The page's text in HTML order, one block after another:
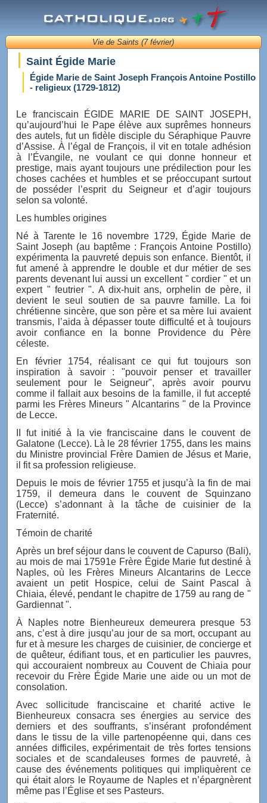
Vie de Saints (7 février)
Saint Égide Marie
Égide Marie de Saint Joseph François Antoine Postillo
- religieux (1729-1812)
Le franciscain ÉGIDE MARIE DE SAINT JOSEPH,
qu’aujourd’hui le Pape élève aux suprêmes honneurs
des autels, fut un fidèle disciple du Séraphique Pauvre
d’Assise. À l’égal de François, il vit en totale adhésion
à l’Évangile, ne voulant ce qui donne honneur et
prestige, mais ayant toujours une prédilection pour les
choses cachées et humbles et se préoccupant surtout
de posséder l’esprit du Seigneur et d’agir toujours
selon sa volonté.
Les humbles origines
Né à Tarente le 16 novembre 1729, Égide Marie de
Saint Joseph (au baptême : François Antoine Postillo)
expérimenta la pauvreté depuis son enfance. Bientôt, il
fut amené à apprendre le double et dur métier de ses
parents devenant lui aussi un excellent " cordier " et un
expert " feutrier ". A dix-huit ans, orphelin de père, il
devient le seul soutien de sa pauvre famille. La foi
chrétienne sincère, que son père et sa mère lui avaient
transmis, l’aida à dépasser toute difficulté et à toujours
avoir confiance en la bonne Providence du Père
céleste.
En février 1754, réalisant ce qui fut toujours son
inspiration à savoir : "pouvoir penser et travailler
seulement pour le Seigneur", après avoir pourvu
comme il fallait aux besoins de la famille, il fut accepté
parmi les Frères Mineurs " Alcantarins " de la Province
de Lecce.
II fut initié à la vie franciscaine dans le couvent de
Galatone (Lecce). Là le 28 février 1755, dans les mains
du Ministre provincial Frère Damien de Jésus et Marie,
il fit sa profession religieuse.
Depuis le mois de février 1755 et jusqu’à la fin de mai
1759, il demeura dans le couvent de Squinzano
(Lecce) s’adonnant à la tâche de cuisinier de la
Fraternité.
Témoin de charité
Après un bref séjour dans le couvent de Capurso (Bali),
au mois de mai 17591e Frère Égide Marie fut destiné à
Naples, où les Frères Mineurs Alcantarins de Lecce
avaient un petit Hospice, celui de Saint Pascal à
Chiaia, élevé, pendant le chapitre de 1759 au rang de "
Gardiennat ".
À Naples notre Bienheureux demeurera presque 53
ans, c’est à dire jusqu’au jour de sa mort, occupant au
fur et à mesure les charges de cuisinier, de concierge et
de quêteur, édifiant tous, et en particulier les pauvres,
qui accouraient nombreux au Couvent de Chiaia pour
recevoir du Frère Égide Marie une aide ou un mot de
consolation.
Avec sollicitude franciscaine et charité active le
Bienheureux consacra ses énergies au service des
derniers et des souffrants, s’insérant profondément
dans le tissu de la ville partenopéenne qui, dans ces
années difficiles, expérimentait de très fortes tensions
sociales et de scandaleuses formes de pauvreté, à
cause des événements politiques qui impliquèrent ce
qui était alors le Royaume de Naples et n’épargnèrent
même pas l’Église et ses Pasteurs.